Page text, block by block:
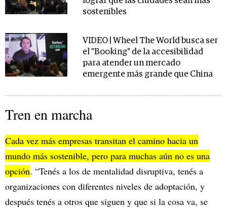
sostenibles
VIDEO | Wheel The World busca ser
el "Booking" de la accesibilidad
para atender un mercado
emergente más grande que China
Tren en marcha
Cada vez más empresas transitan el camino hacia un
mundo más sostenible, pero para muchas aún no es una
opción. “Tenés a los de mentalidad disruptiva, tenés a
organizaciones con diferentes niveles de adoptación, y
después tenés a otros que siguen y que si la cosa va, se